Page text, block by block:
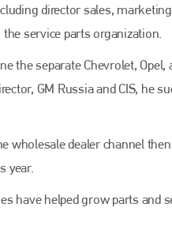
director sales,
service parts organization.
the separate Chevrolet,
GM Russia and CIS, he
wholesale dealer channel
year.
have helped grow parts and